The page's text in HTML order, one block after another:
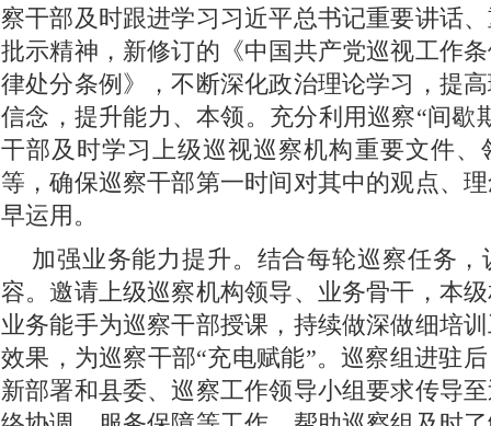
察干部及时跟进学习习近平总书记重要讲话
批示精神，新修订的《中国共产党巡视工作
律处分条例》，不断深化政治理论学习，提
信念，提升能力、本领。充分利用巡察“间歇
干部及时学习上级巡视巡察机构重要文件、
等，确保巡察干部第一时间对其中的观点、
早运用。
加强业务能力提升。结合每轮巡察任务
容。邀请上级巡察机构领导、业务骨干，本
业务能手为巡察干部授课，持续做深做细培
效果，为巡察干部“充电赋能”。巡察组进驻
新部署和县委、巡察工作领导小组要求传导